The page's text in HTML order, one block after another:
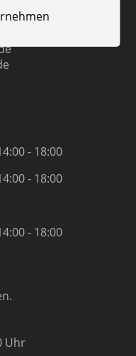
- 18:00
- 18:00
- 18:00
Uhr